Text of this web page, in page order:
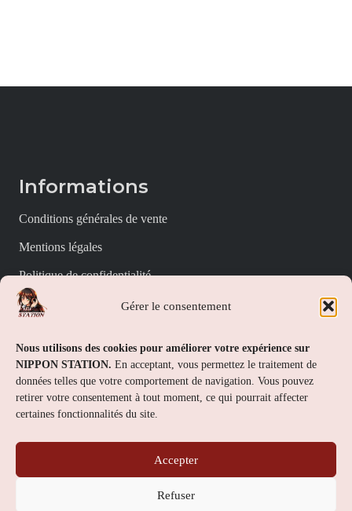
Gérer le consentement
Nous utilisons des cookies pour améliorer votre expérience sur
NIPPON STATION. En acceptant, vous permettez le traitement de
données telles que votre comportement de navigation. Vous pouvez
retirer votre consentement à tout moment, ce qui pourrait affecter
certaines fonctionnalités du site.
Accepter
Refuser
Informations
Conditions générales de vente
Mentions légales
Politique de confidentialité
Politique de cookies (UE)
Nippon Station
À propos
FAQs
Contact